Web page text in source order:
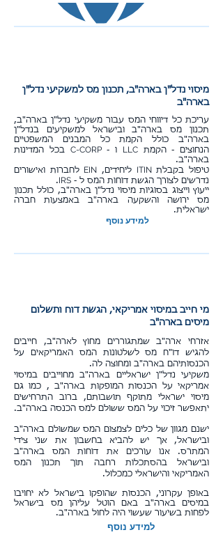
מיסוי נדל"ן בארה"ב, תכנון מס למשקיעי נדל"ן
בארה"ב
עריכת כל דיווחי המס עבור משקיעי נדל"ן בארה"ב,
תכנון מס בארה"ב ובישראל למשקיעים בנדל"ן
בארה"ב כולל הקמת כל המבנים המשפטיים
הנחוצים - הקמתLLC ו -C-CORP בכל המדינות
בארה"ב.
טיפול בקבלת ITIN ליחידים, EIN לחברות ואישורים
נדרשים לצורך הגשת דוחות המס ל - IRS
.
ייעוץ וייצוג בסוגיות מיסוי נדל"ן בארה"ב, כולל תכנון
מס ירושה והשקעה בארה"ב באמצעות חברה
ישראלית.
למידע נוסף
מי חייב במיסוי אמריקאי, הגשת דוח ותשלום
מיסים בארה"ב
אזרחי ארה"ב שמתגוררים מחוץ לארה"ב, חייבים
להגיש דו"ח מס לשלטונות המס האמריקאים על
הכנסותיהם בארה"ב ומחוצה לה.
משקיעי נדל"ן ישראליים בארה"ב מחוייבים במיסוי
אמריקאי על הכנסות המופקות בארה"ב , כמו גם
מיסוי ישראלי מתוקף תושבותם, ברוב התרחישים
יתאפשר זיכוי על המס ששולם למס הכנסה בארה"ב.
ישנם מגוון של כלים לצמצום המס שמשולם בארה"ב
ובישראל, אך יש להביא בחשבון את שני צידי
המתרס. אנו עורכים את דוחות המס בארה"ב
ובישראל בהסתכלות רחבה תוך תכנון המס
האמריקאי והישראלי כמכלול.
באופן עקרוני, הכנסות שהופקו בישראל לא יחויבו
במיסים בארה"ב באם הוטל עליהן מס בישראל
לפחות בשיעור שעשוי היה לחול בארה"ב.
למידע נוסף